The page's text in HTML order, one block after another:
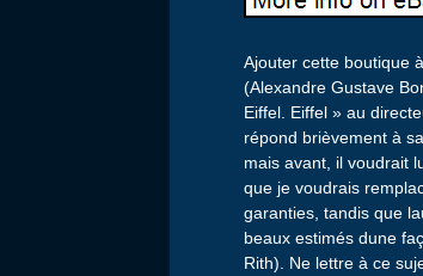
Ajouter cette boutique
(Alexandre Gustave
Eiffel. Eiffel » au
répond brièvement à
mais avant, il voudrait
que je voudrais
garanties, tandis que
beaux estimés dune
Rith). Ne lettre à ce